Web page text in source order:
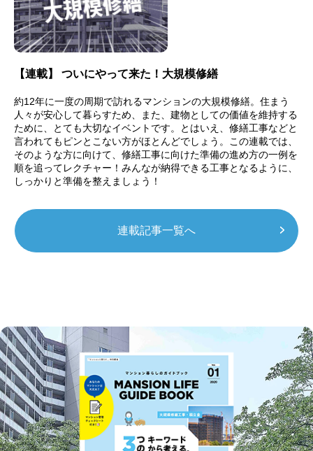
【連載】 ついにやって来た！大規模修繕
約12年に一度の周期で訪れるマンションの大規模修繕。住まう
人々が安心して暮らすため、また、建物としての価値を維持する
ために、とても大切なイベントです。とはいえ、修繕工事などと
言われてもピンとこない方がほとんどでしょう。この連載では、
そのような方に向けて、修繕工事に向けた準備の進め方の一例を
順を追ってレクチャー！みんなが納得できる工事となるように、
しっかりと準備を整えましょう！
連載記事一覧へ